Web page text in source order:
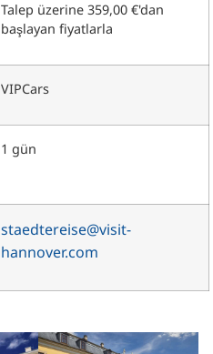
Talep üzerine 359,00 €'dan
başlayan fiyatlarla
VIPCars
1 gün
staedtereise@visit-
hannover.com